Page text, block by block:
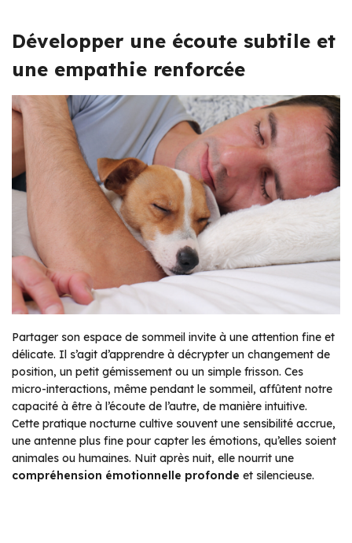
Développer une écoute subtile et
une empathie renforcée
Partager son espace de sommeil invite à une attention fine et
délicate. Il s’agit d’apprendre à décrypter un changement de
position, un petit gémissement ou un simple frisson. Ces
micro-interactions, même pendant le sommeil, affûtent notre
capacité à être à l’écoute de l’autre, de manière intuitive.
Cette pratique nocturne cultive souvent une sensibilité accrue,
une antenne plus fine pour capter les émotions, qu’elles soient
animales ou humaines. Nuit après nuit, elle nourrit une
compréhension émotionnelle profonde et silencieuse.